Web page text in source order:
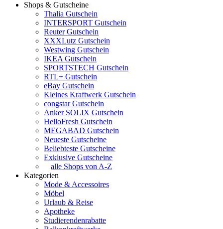
Shops & Gutscheine
Thalia Gutschein
INTERSPORT Gutschein
Reuter Gutschein
XXXLutz Gutschein
Westwing Gutschein
IKEA Gutschein
SPORTSTECH Gutschein
RTL+ Gutschein
eBay Gutschein
Kleines Kraftwerk Gutschein
congstar Gutschein
Anker SOLIX Gutschein
HelloFresh Gutschein
MEGABAD Gutschein
Neueste Gutscheine
Beliebteste Gutscheine
Exklusive Gutscheine
alle Shops von A-Z
Kategorien
Mode & Accessoires
Möbel
Urlaub & Reise
Apotheke
Studierendenrabatte